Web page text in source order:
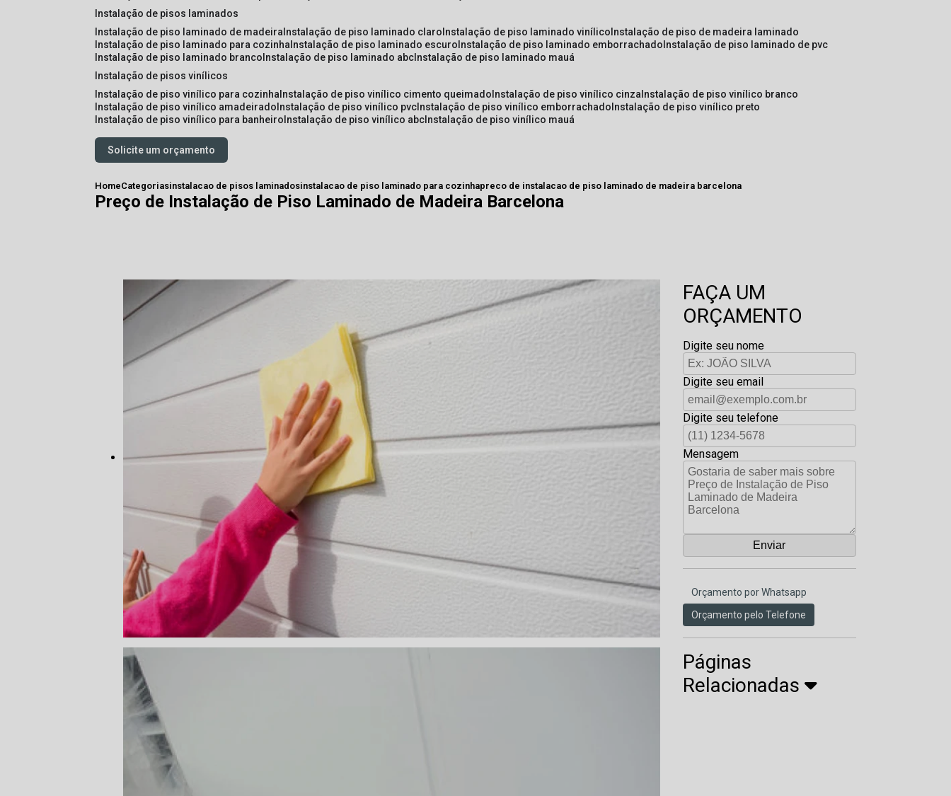
instalação de pisos laminados
instalação de piso laminado de madeira instalação de piso laminado claro instalação de piso laminado vinílico instalação de piso de madeira laminado
instalação de piso laminado para cozinha instalação de piso laminado escuro instalação de piso laminado emborrachado instalação de piso laminado de pvc
instalação de piso laminado branco instalação de piso laminado abc instalação de piso laminado mauá
instalação de pisos vinílicos
instalação de piso vinílico para cozinha instalação de piso vinílico cimento queimado instalação de piso vinílico cinza instalação de piso vinílico branco
instalação de piso vinílico amadeirado instalação de piso vinílico pvc instalação de piso vinílico emborrachado instalação de piso vinílico preto
instalação de piso vinílico para banheiro instalação de piso vinílico abc instalação de piso vinílico mauá
Solicite um orçamento
HomeCategoriasinstalacao de pisos laminadosinstalacao de piso laminado para cozinhapreco de instalacao de piso laminado de madeira barcelona
Preço de Instalação de Piso Laminado de Madeira Barcelona
FAÇA UM
ORÇAMENTO
Digite seu nome
Digite seu email
Digite seu telefone
Mensagem
Orçamento por Whatsapp
Orçamento pelo Telefone
Páginas
Relacionadas